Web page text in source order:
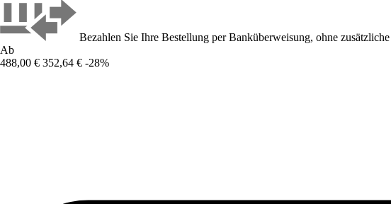
Bezahlen Sie Ihre Bestellung per Banküberweisung, ohne
Ab
488,00 € 352,64 € -28%